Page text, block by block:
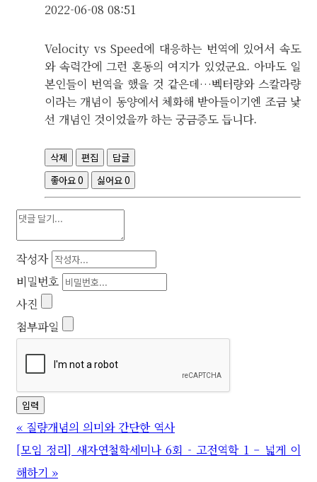
2022-06-08 08:51
Velocity vs Speed에 대응하는 번역에 있어서 속도
와 속력간에 그런 혼동의 여지가 있었군요. 아마도 일
본인들이 번역을 했을 것 같은데…벡터량와 스칼라량
이라는 개념이 동양에서 체화해 받아들이기엔 조금 낯
선 개념인 것이었을까 하는 궁금증도 듭니다.
삭제 편집
답글
좋아요0 싫어요0
작성자
비밀번호
사진
첨부파일
« 질량개념의 의미와 간단한 역사
[모임 정리] 새자연철학세미나 6회 - 고전역학 1 – 넓게 이
해하기 »